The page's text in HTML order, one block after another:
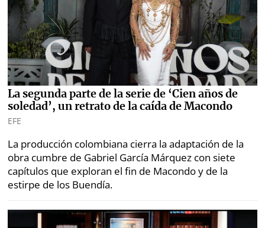
La segunda parte de la serie de ‘Cien años de
soledad’, un retrato de la caída de Macondo
EFE
La producción colombiana cierra la adaptación de la
obra cumbre de Gabriel García Márquez con siete
capítulos que exploran el fin de Macondo y de la
estirpe de los Buendía.